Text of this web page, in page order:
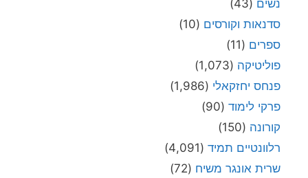
נשים (43)
סדנאות וקורסים (10)
ספרים (11)
פוליטיקה (1,073)
פנחס יחזקאלי (1,986)
פרקי לימוד (90)
קורונה (150)
רלוונטיים תמיד (4,091)
שרית אונגר משיח (72)